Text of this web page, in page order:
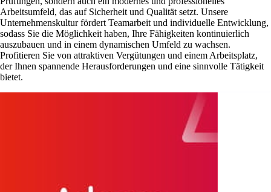
Arbeitsumfeld, das auf Sicherheit und Qualität setzt. Unsere
Unternehmenskultur fördert Teamarbeit und individuelle Entwicklung,
sodass Sie die Möglichkeit haben, Ihre Fähigkeiten kontinuierlich
auszubauen und in einem dynamischen Umfeld zu wachsen.
Profitieren Sie von attraktiven Vergütungen und einem Arbeitsplatz,
der Ihnen spannende Herausforderungen und eine sinnvolle Tätigkeit
bietet.